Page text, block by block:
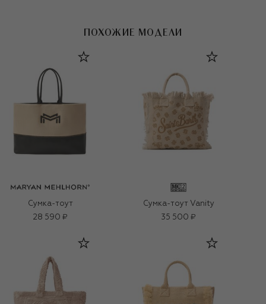
ПОХОЖИЕ МОДЕЛИ
Сумка-тоут
28 590 ₽
Сумка-тоут Vanity
35 500 ₽